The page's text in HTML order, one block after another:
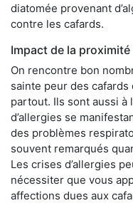
diatomée provenant
contre les cafards.
Impact de la
On rencontre bon
sainte peur des
partout. Ils sont aussi à
d’allergies se
des problèmes
souvent remarqués
Les crises d’allergies
nécessiter que vous
affections dues aux